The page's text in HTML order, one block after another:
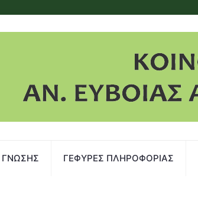
ΓΝΩΣΗΣ ΓΕΦΥΡΕΣ ΠΛΗΡΟΦΟΡΙΑΣ